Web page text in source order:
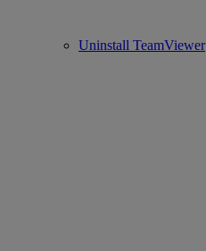
Uninstall TeamViewer